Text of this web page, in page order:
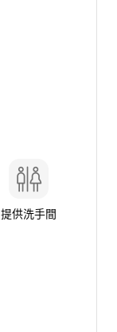
提供洗手間